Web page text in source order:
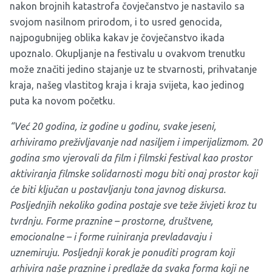
nakon brojnih katastrofa čovječanstvo je nastavilo sa
svojom nasilnom prirodom, i to usred genocida,
najpogubnijeg oblika kakav je čovječanstvo ikada
upoznalo. Okupljanje na festivalu u ovakvom trenutku
može značiti jedino stajanje uz te stvarnosti, prihvatanje
kraja, našeg vlastitog kraja i kraja svijeta, kao jedinog
puta ka novom početku.
“Već 20 godina, iz godine u godinu, svake jeseni,
arhiviramo preživljavanje nad nasiljem i imperijalizmom. 20
godina smo vjerovali da film i filmski festival kao prostor
aktiviranja filmske solidarnosti mogu biti onaj prostor koji
će biti ključan u postavljanju tona javnog diskursa.
Posljednjih nekoliko godina postaje sve teže živjeti kroz tu
tvrdnju. Forme praznine – prostorne, društvene,
emocionalne – i forme ruiniranja prevladavaju i
uznemiruju. Posljednji korak je ponuditi program koji
arhivira naše praznine i predlaže da svaka forma koji ne